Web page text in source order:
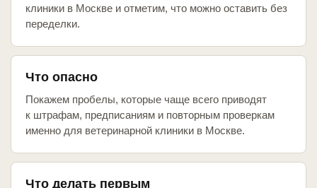
клиники в Москве и отметим, что можно оставить без
переделки.
Что опасно
Покажем пробелы, которые чаще всего приводят
к штрафам, предписаниям и повторным проверкам
именно для ветеринарной клиники в Москве.
Что делать первым